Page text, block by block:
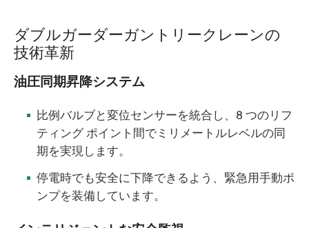
ダブルガーダーガントリークレーンの
技術革新
油圧同期昇降システム
比例バルブと変位センサーを統合し、8 つのリフ
ティング ポイント間でミリメートルレベルの同
期を実現します。
停電時でも安全に下降できるよう、緊急用手動ポ
ンプを装備しています。